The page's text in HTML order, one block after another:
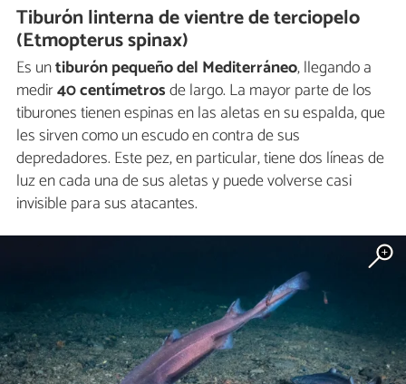
Tiburón linterna de vientre de terciopelo
(Etmopterus spinax)
Es untiburón pequeño del Mediterráneo, llegando a
medir40 centímetrosde largo. La mayor parte de los
tiburones tienen espinas en las aletas en su espalda, que
les sirven como un escudo en contra de sus
depredadores. Este pez, en particular, tiene dos líneas de
luz en cada una de sus aletas y puede volverse casi
invisible para sus atacantes.